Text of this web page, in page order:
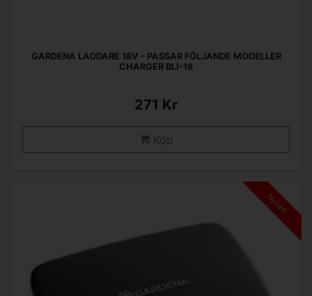
GARDENA LADDARE 18V - PASSAR FÖLJANDE MODELLER
CHARGER BLI-18
271 Kr
Köp
Nyhet!